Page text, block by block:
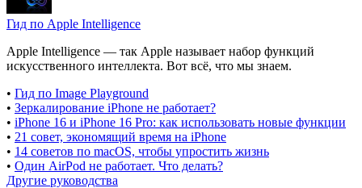
Гид по Apple Intelligence
Apple Intelligence — так Apple называет набор функций
искусственного интеллекта. Вот всё, что мы знаем.
• Гид по Image Playground
• Зеркалирование iPhone не работает?
• iPhone 16 и iPhone 16 Pro: как использовать новые функции
• 21 совет, экономящий время на iPhone
• 14 советов по macOS, чтобы упростить жизнь
• Один AirPod не работает. Что делать?
Другие руководства